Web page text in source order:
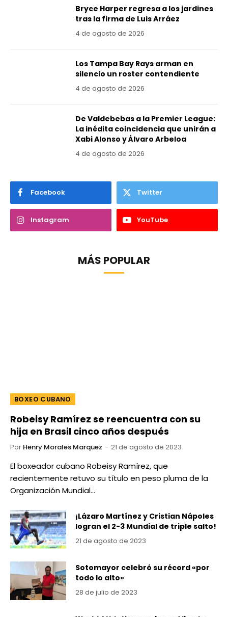
Bryce Harper regresa a los jardines
tras la firma de Luis Arráez
4 de agosto de 2026
Los Tampa Bay Rays arman en
silencio un roster contendiente
4 de agosto de 2026
De Valdebebas a la Premier League:
La inédita coincidencia que unirán a
Xabi Alonso y Álvaro Arbeloa
4 de agosto de 2026
Facebook Twitter
Instagram YouTube
MÁS POPULAR
BOXEO CUBANO
Robeisy Ramírez se reencuentra con su
hija en Brasil cinco años después
Por Henry Morales Marquez 21 de agosto de 2023
El boxeador cubano Robeisy Ramírez, que
recientemente retuvo su título en peso pluma de la
Organización Mundial…
¡Lázaro Martínez y Cristian Nápoles
logran el 2-3 Mundial de triple salto!
21 de agosto de 2023
Sotomayor celebró su récord «por
todo lo alto»
28 de julio de 2023